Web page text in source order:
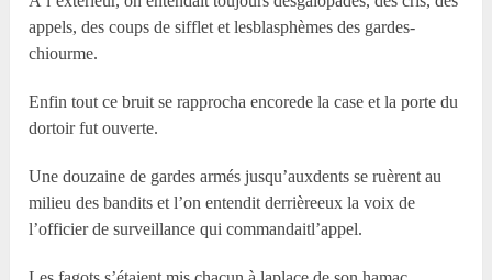
appels, des coups de sifflet et lesblasphèmes des gardes-
chiourme.
Enfin tout ce bruit se rapprocha encorede la case et la porte du
dortoir fut ouverte.
Une douzaine de gardes armés jusqu’auxdents se ruèrent au
milieu des bandits et l’on entendit derrièreeux la voix de
l’officier de surveillance qui commandaitl’appel.